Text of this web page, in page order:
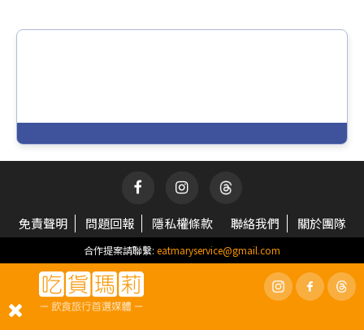
免責聲明 問題回報 隱私權條款 聯絡我們 關於團隊
合作提案請聯繫: eatmaryservice@gmail.com